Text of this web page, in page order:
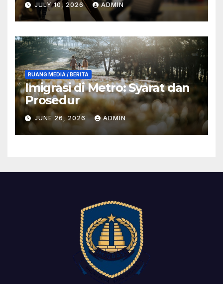
JULY 10, 2026 ADMIN
RUANG MEDIA / BERITA
Imigrasi di Metro: Syarat dan
Prosedur
JUNE 26, 2026 ADMIN